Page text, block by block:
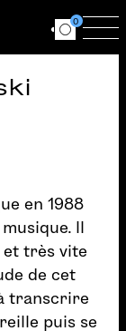
Ouvrir le
0
en 1988
Il
et très vite
de cet
transcrire
puis se